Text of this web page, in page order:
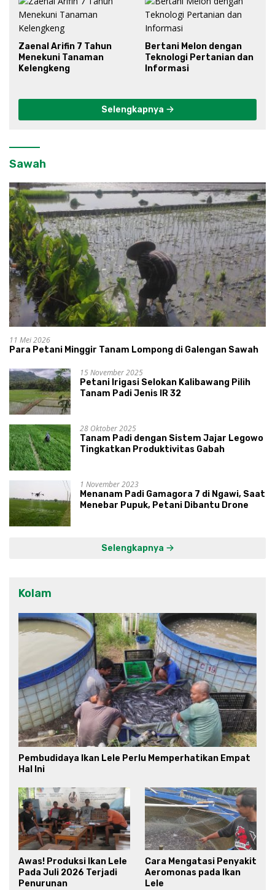
Zaenal Arifin 7 Tahun
Menekuni Tanaman
Kelengkeng
Bertani Melon dengan
Teknologi Pertanian dan
Informasi
Selengkapnya
Sawah
11 Mei 2026
Para Petani Minggir Tanam Lompong di Galengan Sawah
15 November 2025
Petani Irigasi Selokan Kalibawang Pilih
Tanam Padi Jenis IR 32
28 Oktober 2025
Tanam Padi dengan Sistem Jajar Legowo
Tingkatkan Produktivitas Gabah
1 November 2023
Menanam Padi Gamagora 7 di Ngawi, Saat
Menebar Pupuk, Petani Dibantu Drone
Selengkapnya
Kolam
Pembudidaya Ikan Lele Perlu Memperhatikan Empat
Hal Ini
Awas! Produksi Ikan Lele
Pada Juli 2026 Terjadi
Penurunan
Cara Mengatasi Penyakit
Aeromonas pada Ikan
Lele